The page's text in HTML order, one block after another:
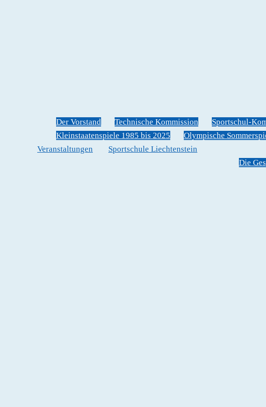
Der Vorstand
Technische Kommission Sportschul-
Kleinstaatenspiele 1985 bis 2025
Olympische
Veranstaltungen
Sportschule Liechtenstein
Die